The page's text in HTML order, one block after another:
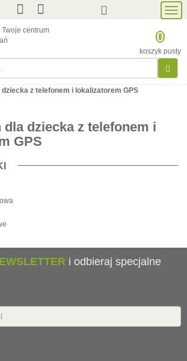
0
koszyk pusty
z telefonem i lokalizatorem GPS
dziecka z telefonem i
GPS
i odbieraj specjalne